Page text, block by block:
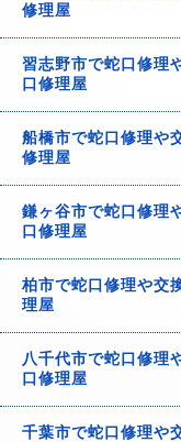
修理屋
習志野市で蛇口修理
口修理屋
船橋市で蛇口修理や
修理屋
鎌ヶ谷市で蛇口修理
口修理屋
柏市で蛇口修理や交
理屋
八千代市で蛇口修理
口修理屋
千葉市で蛇口修理や